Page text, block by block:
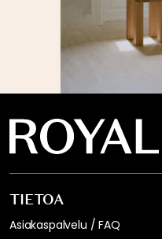
TIETOA
Asiakaspalvelu / FAQ